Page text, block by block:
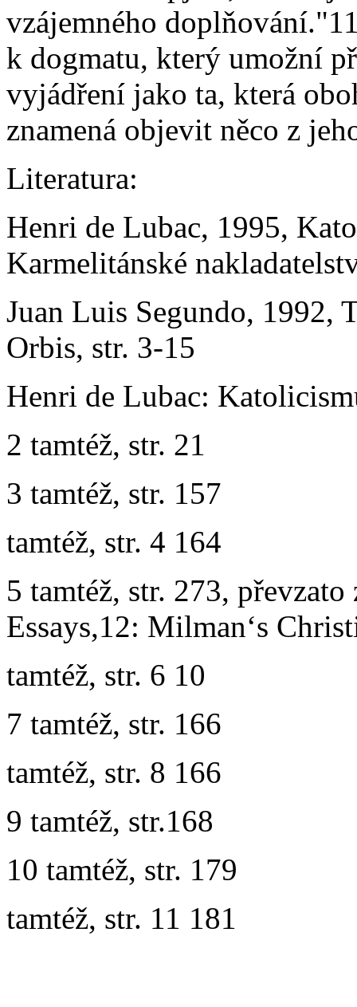
vzájemného
k dogmatu, který umožní
vyjádření jako ta, která
znamená objevit něco z
Literatura:
Henri de Lubac, 1995,
Karmelitánské
Juan Luis Segundo, 1992,
Orbis, str. 3-15
Henri de Lubac:
2 tamtéž, str. 21
3 tamtéž, str. 157
tamtéž, str. 4 164
5 tamtéž, str. 273,
Essays,12: Milman‘s
tamtéž, str. 6 10
7 tamtéž, str. 166
tamtéž, str. 8 166
9 tamtéž, str.168
10 tamtéž, str. 179
tamtéž, str. 11 181